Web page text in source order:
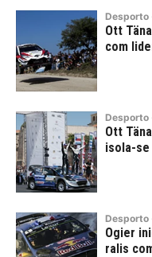
Desporto
Ott
com
Desporto
Ott
isola-se
Desporto
Ogier
ralis